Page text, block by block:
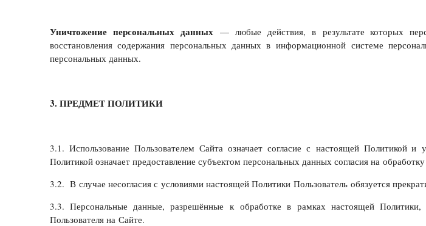
Уничтожение персональных данных— любые действия, в результате которых
восстановления содержания персональных данных в информационной системе
персональных данных.
3. ПРЕДМЕТ ПОЛИТИКИ
3.1. Использование Пользователем Сайта означает согласие с настоящей Политикой
Политикой означает предоставление субъектом персональных данных согласия на
3.2. В случае несогласия с условиями настоящей Политики Пользователь обязуется
3.3. Персональные данные, разрешённые к обработке в рамках настоящей
Пользователя на Сайте.